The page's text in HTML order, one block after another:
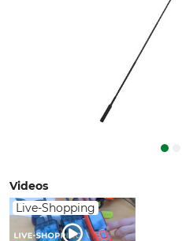
Videos
Live-Shopping